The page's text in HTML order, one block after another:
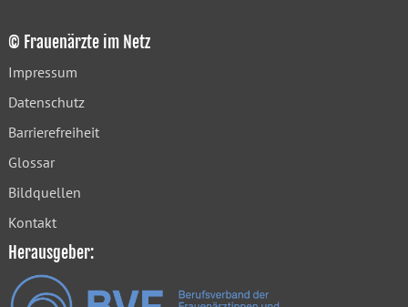
© Frauenärzte im Netz
Impressum
Datenschutz
Barrierefreiheit
Glossar
Bildquellen
Kontakt
Herausgeber: